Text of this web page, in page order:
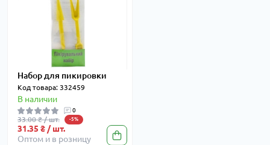
Набор для пикировки
Код товара: 332459
В наличии
0
33.00 ₴ / шт. -5%
31.35 ₴ / шт.
Оптом и в розницу